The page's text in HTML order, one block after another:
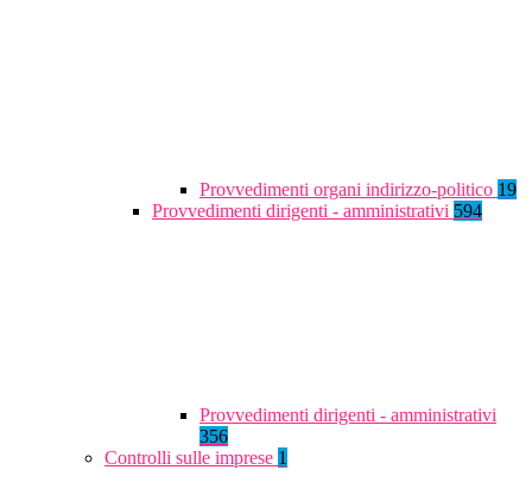
Provvedimenti organi indirizzo-politico 19
Provvedimenti dirigenti - amministrativi 594
Provvedimenti dirigenti - amministrativi
356
Controlli sulle imprese 1